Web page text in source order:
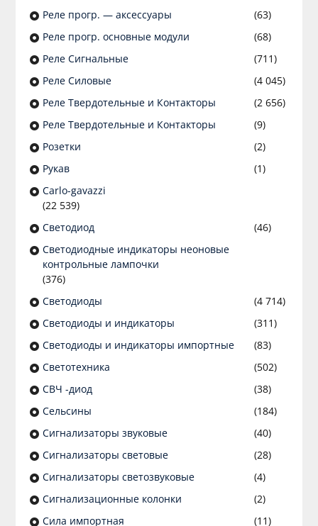
Реле прогр. — аксессуары
(63)
Реле прогр. основные модули
(68)
Реле Сигнальные
(711)
Реле Силовые
(4 045)
Реле Твердотельные и Контакторы
(2 656)
Реле Твердотельные и Контакторы
(9)
Розетки
(2)
Рукав
(1)
Сarlo-gavazzi
(22 539)
Светодиод
(46)
Светодиодные индикаторы неоновые
контрольные лампочки
(376)
Светодиоды
(4 714)
Светодиоды и индикаторы
(311)
Светодиоды и индикаторы импортные
(83)
Светотехника
(502)
СВЧ -диод
(38)
Сельсины
(184)
Сигнализаторы звуковые
(40)
Сигнализаторы световые
(28)
Сигнализаторы светозвуковые
(4)
Сигнализационные колонки
(2)
Сила импортная
(11)